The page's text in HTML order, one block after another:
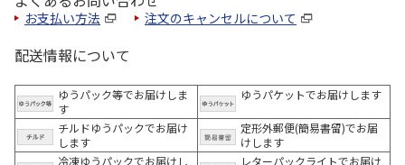
お支払い方法 注文のキャンセルについて
配送情報について
ゆうパック等でお届けしま
す
ゆうパケットでお届けします
チルドゆうパックでお届け
します
定形外郵便(簡易書留)でお届
けします
冷凍ゆうパックでお届けし
レターパックライトでお届け